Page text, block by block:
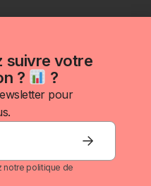
À propos
Inscrivez-
vous à à
suivre votre
?
?
pour
notre politique de